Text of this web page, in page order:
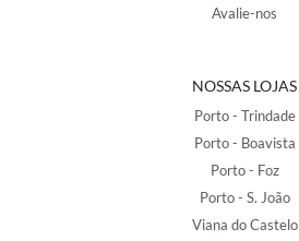
Avalie-nos
NOSSAS LOJAS
Porto - Trindade
Porto - Boavista
Porto - Foz
Porto - S. João
Viana do Castelo